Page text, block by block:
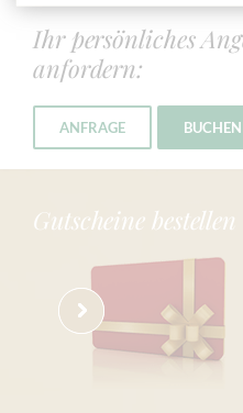
Ihr persönliches
anfordern:
ANFRAGE BUCHEN
Gutscheine bestellen